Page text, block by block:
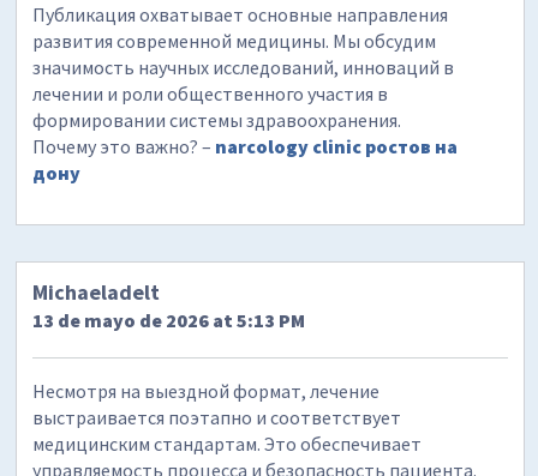
Публикация охватывает основные направления
развития современной медицины. Мы обсудим
значимость научных исследований, инноваций в
лечении и роли общественного участия в
формировании системы здравоохранения.
Почему это важно? – narcology clinic ростов на
дону
Michaeladelt
13 de mayo de 2026 at 5:13 PM
Несмотря на выездной формат, лечение
выстраивается поэтапно и соответствует
медицинским стандартам. Это обеспечивает
управляемость процесса и безопасность пациента.